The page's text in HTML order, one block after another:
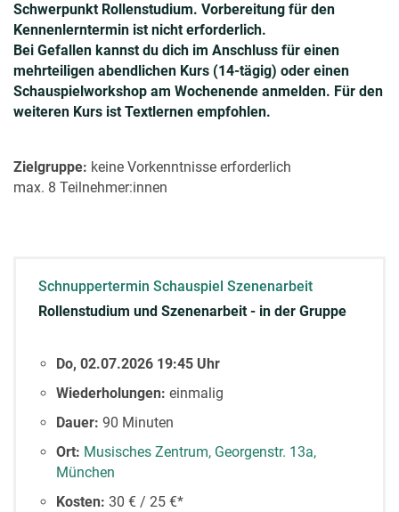
Schwerpunkt Rollenstudium. Vorbereitung für den
Kennenlerntermin ist nicht erforderlich.
Bei Gefallen kannst du dich im Anschluss für einen
mehrteiligen abendlichen Kurs (14-tägig) oder einen
Schauspielworkshop am Wochenende anmelden. Für den
weiteren Kurs ist Textlernen empfohlen.
Zielgruppe: keine Vorkenntnisse erforderlich
max. 8 Teilnehmer:innen
Schnuppertermin Schauspiel Szenenarbeit
Rollenstudium und Szenenarbeit - in der Gruppe
Do, 02.07.2026 19:45 Uhr
Wiederholungen: einmalig
Dauer: 90 Minuten
Ort: Musisches Zentrum, Georgenstr. 13a,
München
Kosten: 30 € / 25 €*